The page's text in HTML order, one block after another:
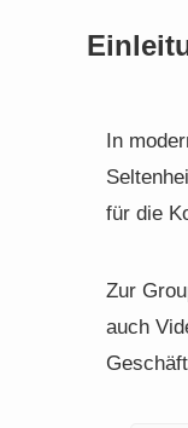
In
für die
Zur
auch